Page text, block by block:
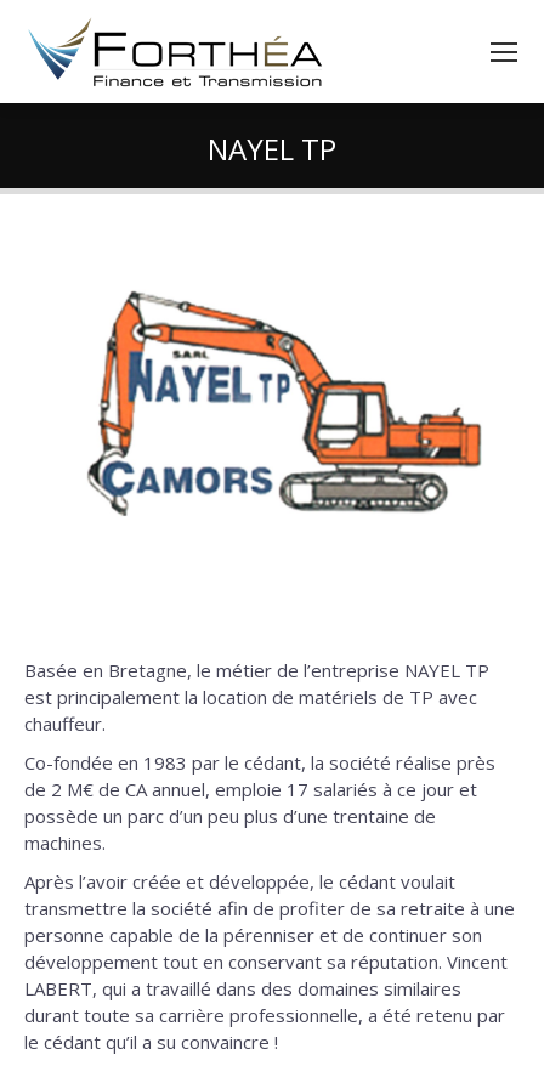
NAYEL TP
Vous êtes ici :
Basée en Bretagne, le métier de l’entreprise NAYEL TP
est principalement la location de matériels de TP avec
chauffeur.
Co-fondée en 1983 par le cédant, la société réalise près
de 2 M€ de CA annuel, emploie 17 salariés à ce jour et
possède un parc d’un peu plus d’une trentaine de
machines.
Après l’avoir créée et développée, le cédant voulait
transmettre la société afin de profiter de sa retraite à une
personne capable de la pérenniser et de continuer son
développement tout en conservant sa réputation. Vincent
LABERT, qui a travaillé dans des domaines similaires
durant toute sa carrière professionnelle, a été retenu par
le cédant qu’il a su convaincre !